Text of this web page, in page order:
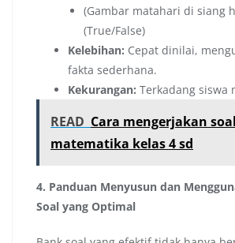
(Gambar matahari di siang
(True/False)
Kelebihan: Cepat dinilai,
fakta sederhana.
Kekurangan: Terkadang siswa
READ Cara mengerjakan soal
matematika kelas 4 sd
4. Panduan Menyusun dan
Soal yang Optimal